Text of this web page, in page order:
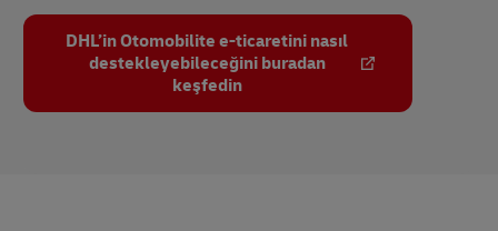
DHL’in Otomobilite e-ticaretini nasıl
destekleyebileceğini buradan
keşfedin